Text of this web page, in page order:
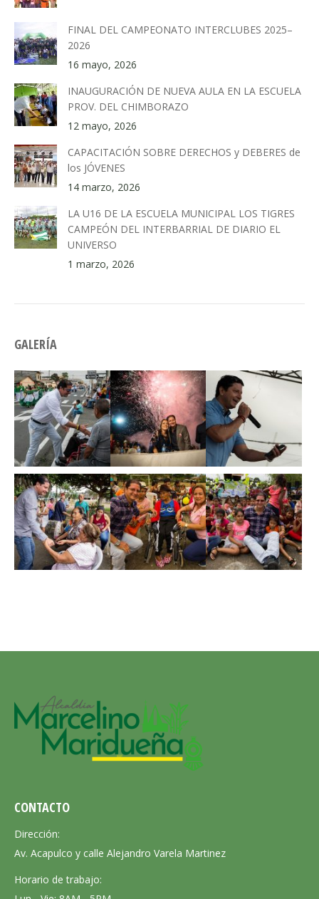
FINAL DEL CAMPEONATO INTERCLUBES 2025–
2026
16 mayo, 2026
INAUGURACIÓN DE NUEVA AULA EN LA ESCUELA
PROV. DEL CHIMBORAZO
12 mayo, 2026
CAPACITACIÓN SOBRE DERECHOS y DEBERES de
los JÓVENES
14 marzo, 2026
LA U16 DE LA ESCUELA MUNICIPAL LOS TIGRES
CAMPEÓN DEL INTERBARRIAL DE DIARIO EL
UNIVERSO
1 marzo, 2026
GALERÍA
CONTACTO
Dirección:
Av. Acapulco y calle Alejandro Varela Martinez
Horario de trabajo: